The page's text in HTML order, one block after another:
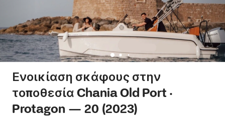
Ενοικίαση σκάφους στην
τοποθεσία Chania Old Port ·
Protagon — 20 (2023)